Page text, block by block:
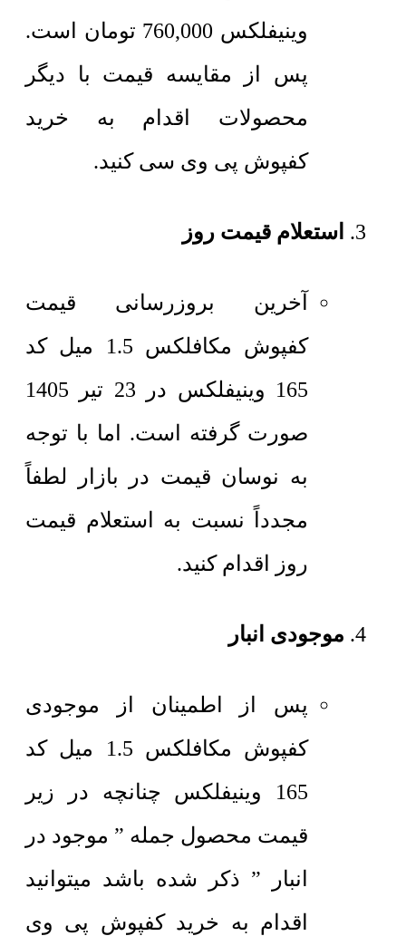
وینیفلکس 760,000 تومان است.
پس از مقایسه قیمت با دیگر
محصولات اقدام به خرید
کفپوش پی وی سی کنید.
استعلام قیمت روز
آخرین بروزرسانی قیمت
کفپوش مکافلکس 1.5 میل کد
165 وینیفلکس در 23 تیر 1405
صورت گرفته است. اما با توجه
به نوسان قیمت در بازار لطفاً
مجدداً نسبت به استعلام قیمت
روز اقدام کنید.
موجودی انبار
پس از اطمینان از موجودی
کفپوش مکافلکس 1.5 میل کد
165 وینیفلکس چنانچه در زیر
قیمت محصول جمله ” موجود در
انبار ” ذکر شده باشد میتوانید
اقدام به خرید کفپوش پی وی